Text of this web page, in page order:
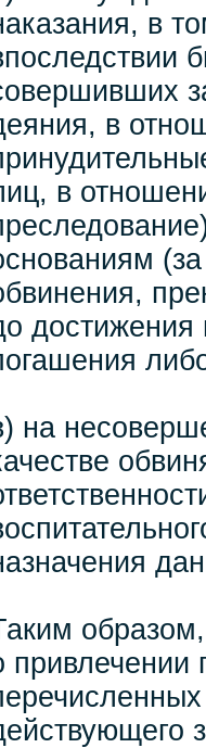
в
в
в
достижения
на
привлечении